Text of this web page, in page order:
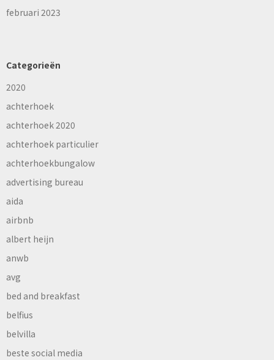
februari 2023
Categorieën
2020
achterhoek
achterhoek 2020
achterhoek particulier
achterhoekbungalow
advertising bureau
aida
airbnb
albert heijn
anwb
avg
bed and breakfast
belfius
belvilla
beste social media